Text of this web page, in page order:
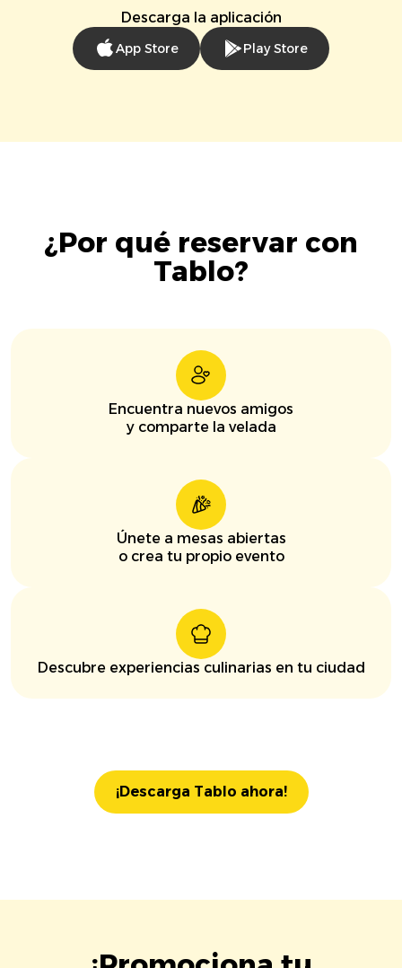
Descarga la aplicación
App Store Play Store
¿Por qué reservar con
Tablo?
Encuentra nuevos amigos
y comparte la velada
Únete a mesas abiertas
o crea tu propio evento
Descubre experiencias culinarias en tu ciudad
¡Descarga Tablo ahora!